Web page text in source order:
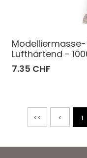
Lufthärtend -
7.35 CHF
<< < 1